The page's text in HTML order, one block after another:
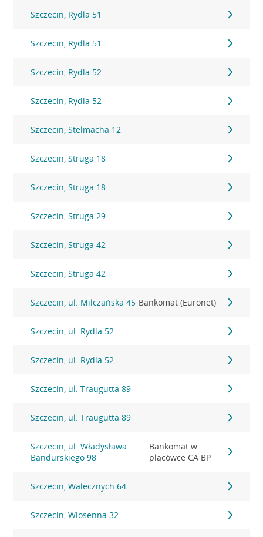
Szczecin, Rydla 51
Szczecin, Rydla 51
Szczecin, Rydla 52
Szczecin, Rydla 52
Szczecin, Stelmacha 12
Szczecin, Struga 18
Szczecin, Struga 18
Szczecin, Struga 29
Szczecin, Struga 42
Szczecin, Struga 42
Szczecin, ul. Milczańska 45 Bankomat (Euronet)
Szczecin, ul. Rydla 52
Szczecin, ul. Rydla 52
Szczecin, ul. Traugutta 89
Szczecin, ul. Traugutta 89
Szczecin, ul. Władysława
Bandurskiego 98
Bankomat w
placówce CA BP
Szczecin, Walecznych 64
Szczecin, Wiosenna 32